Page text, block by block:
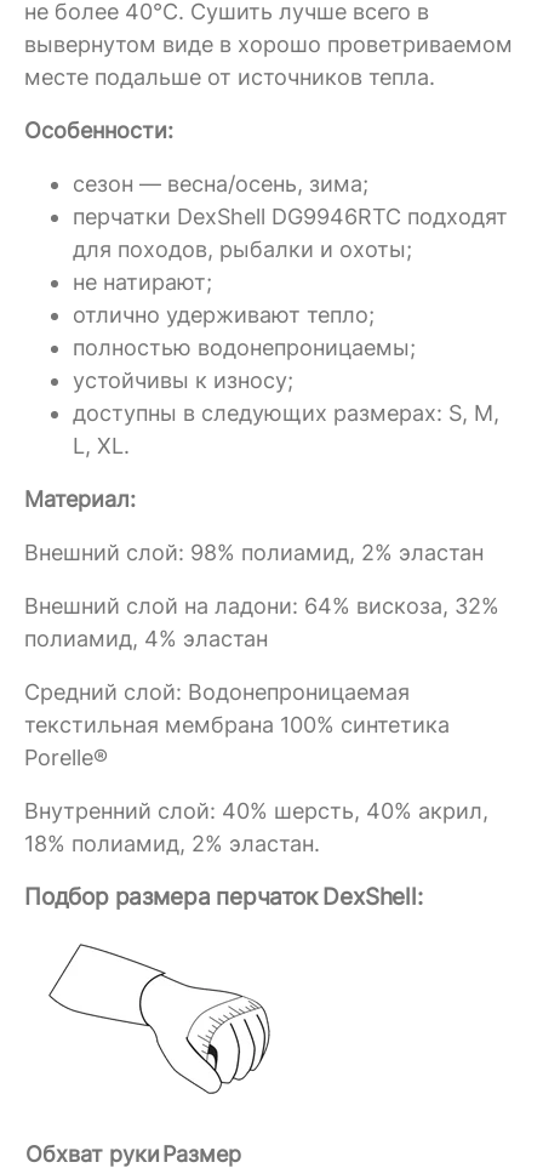
не более 40°C. Сушить лучше всего в
вывернутом виде в хорошо проветриваемом
месте подальше от источников тепла.
Особенности:
сезон — весна/осень, зима;
перчатки DexShell DG9946RTC подходят
для походов, рыбалки и охоты;
не натирают;
отлично удерживают тепло;
полностью водонепроницаемы;
устойчивы к износу;
доступны в следующих размерах: S, M,
L, XL.
Материал:
Внешний слой: 98% полиамид, 2% эластан
Внешний слой на ладони: 64% вискоза, 32%
полиамид, 4% эластан
Средний слой: Водонепроницаемая
текстильная мембрана 100% синтетика
Porelle®
Внутренний слой: 40% шерсть, 40% акрил,
18% полиамид, 2% эластан.
Подбор размера перчаток DexShell:
Обхват рукиРазмер